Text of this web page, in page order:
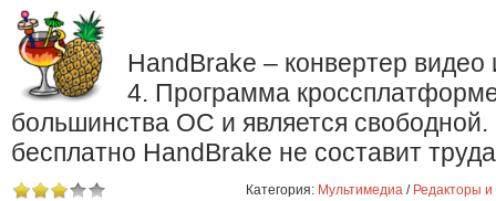
HandBrake – конвертер
4. Программа
большинства ОС и является свободной.
бесплатно HandBrake не составит
Категория: Мультимедиа / Редакторы